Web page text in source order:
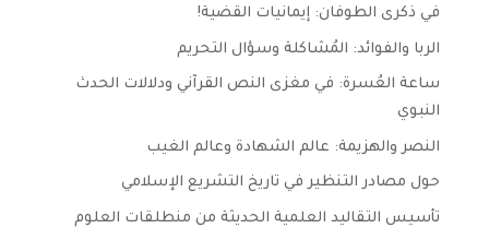
في ذكرى الطوفان: إيمانيات القضية!
الربا والفوائد: المُشاكلة وسؤال التحريم
ساعة العُسرة: في مغزى النص القرآني ودلالات الحدث
النبوي
النصر والهزيمة: عالم الشهادة وعالم الغيب
حول مصادر التنظير في تاريخ التشريع الإسلامي
تأسيس التقاليد العلمية الحديثة من منطلقات العلوم